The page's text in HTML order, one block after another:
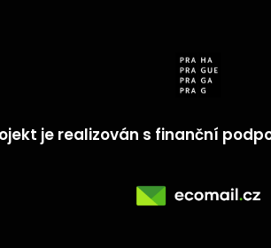
je realizován s finanční